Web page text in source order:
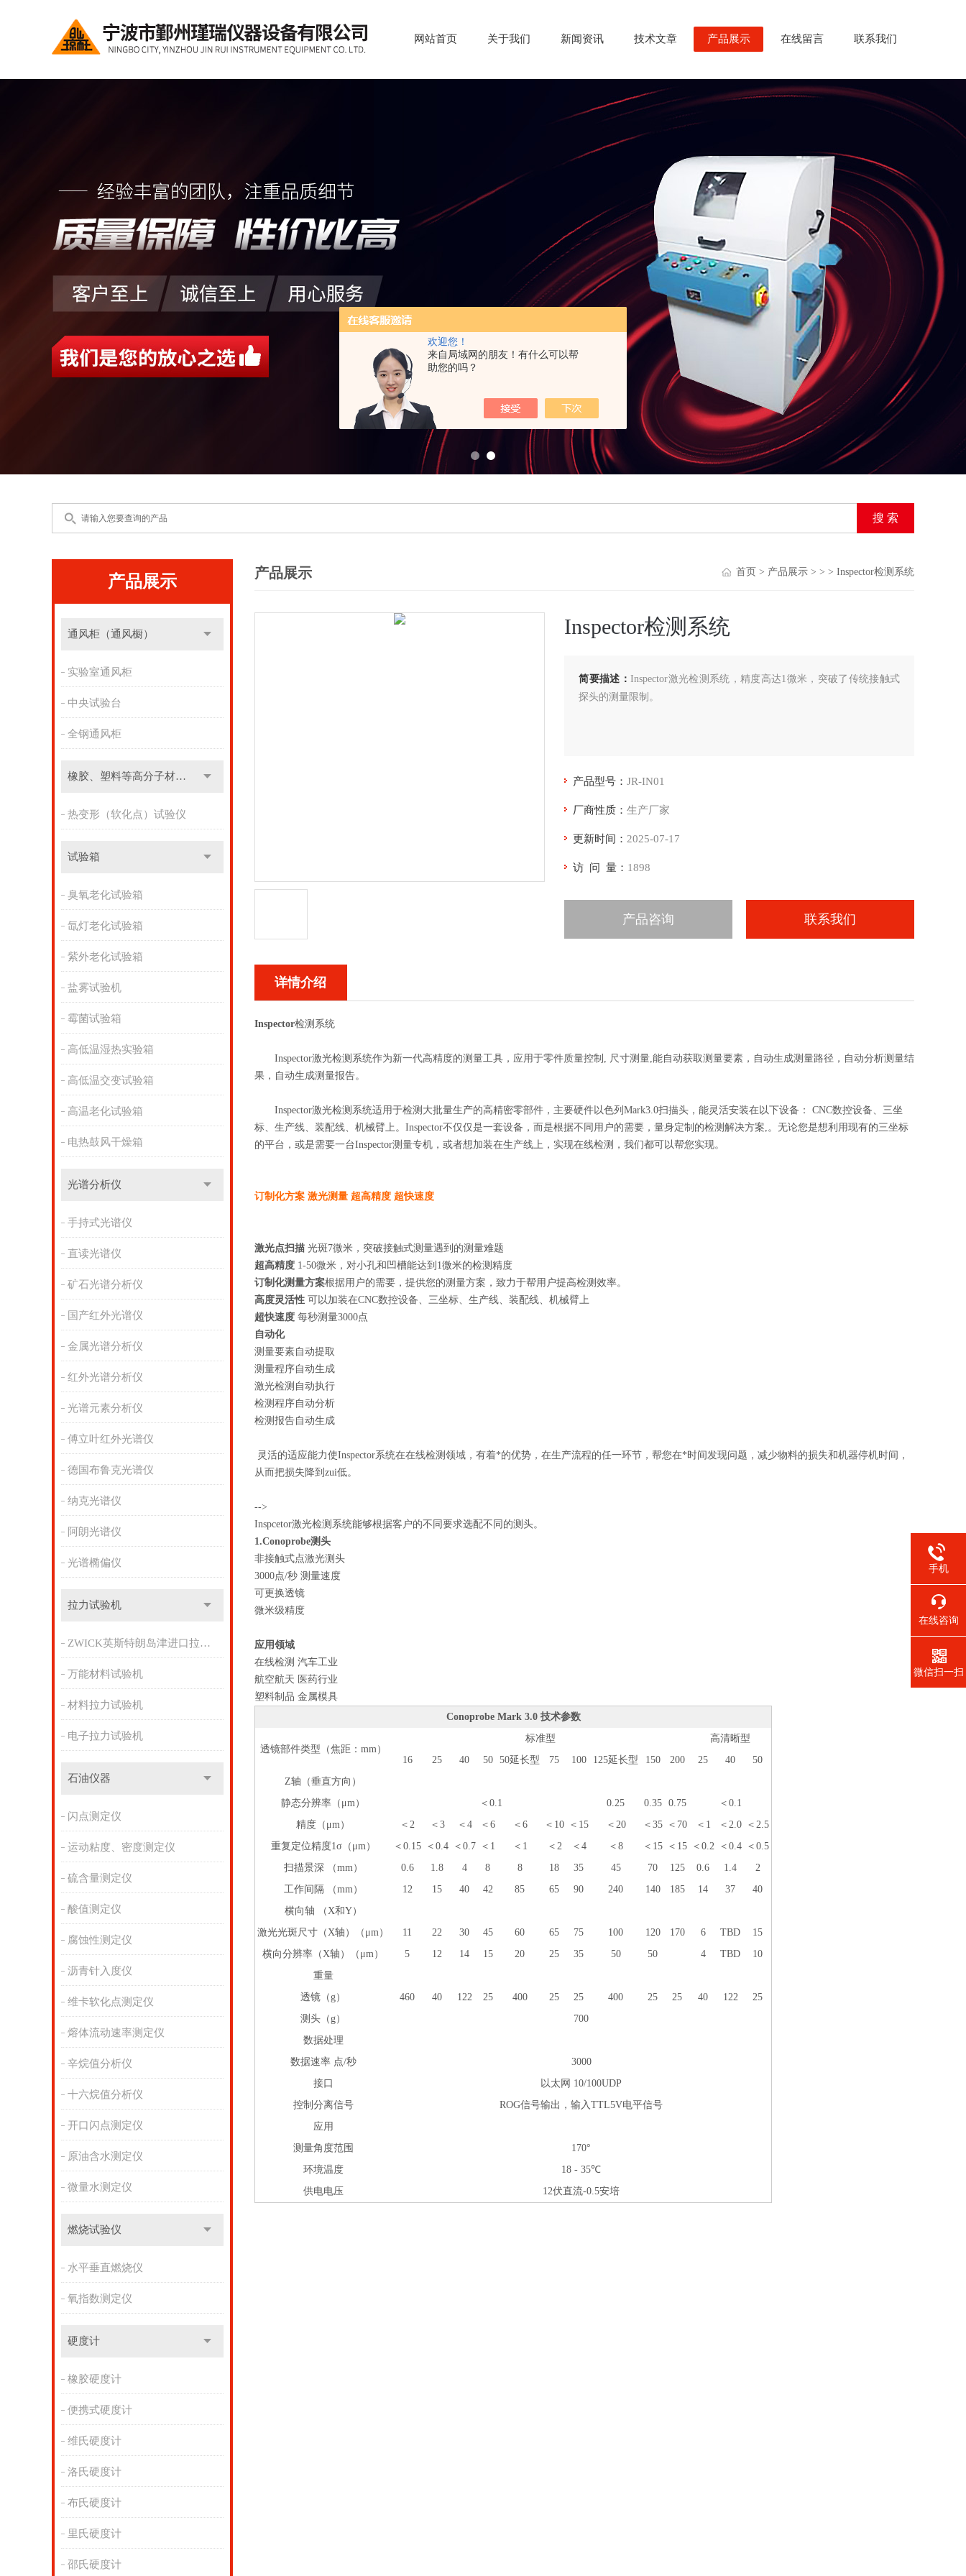
欢迎您！
来自局域网的朋友！有什么可以帮
助您的吗？
网站首页 关于我们 新闻资讯 技术文章 产品展示 在线留言 联系我们
产品展示
通风柜（通风橱）
实验室通风柜
中央试验台
全钢通风柜
橡胶、塑料等高分子材料实验设备
热变形（软化点）试验仪
试验箱
臭氧老化试验箱
氙灯老化试验箱
紫外老化试验箱
盐雾试验机
霉菌试验箱
高低温湿热实验箱
高低温交变试验箱
高温老化试验箱
电热鼓风干燥箱
光谱分析仪
手持式光谱仪
直读光谱仪
矿石光谱分析仪
国产红外光谱仪
金属光谱分析仪
红外光谱分析仪
光谱元素分析仪
傅立叶红外光谱仪
德国布鲁克光谱仪
纳克光谱仪
阿朗光谱仪
光谱椭偏仪
拉力试验机
ZWICK英斯特朗岛津进口拉力机
万能材料试验机
材料拉力试验机
电子拉力试验机
石油仪器
闪点测定仪
运动粘度、密度测定仪
硫含量测定仪
酸值测定仪
腐蚀性测定仪
沥青针入度仪
维卡软化点测定仪
熔体流动速率测定仪
辛烷值分析仪
十六烷值分析仪
开口闪点测定仪
原油含水测定仪
微量水测定仪
燃烧试验仪
水平垂直燃烧仪
氧指数测定仪
硬度计
橡胶硬度计
便携式硬度计
维氏硬度计
洛氏硬度计
布氏硬度计
里氏硬度计
邵氏硬度计
产品展示 首页 > 产品展示 > > > Inspector检测系统
Inspector检测系统
简要描述： Inspector激光检测系统，精度高达1微米，突破了传统接触式
探头的测量限制。
产品型号：JR-IN01
厂商性质：生产厂家
更新时间： 2025-07-17
访 问 量： 1898
产品咨询 联系我们
详情介绍
Inspector检测系统
Inspector激光检测系统作为新一代高精度的测量工具，应用于零件质量控制, 尺寸测量,能自动获取测量要素，自动生成测量路径，自动分析测量结
果，自动生成测量报告。
Inspector激光检测系统适用于检测大批量生产的高精密零部件，主要硬件以色列Mark3.0扫描头，能灵活安装在以下设备： CNC数控设备、三坐
标、生产线、装配线、机械臂上。Inspector不仅仅是一套设备，而是根据不同用户的需要，量身定制的检测解决方案,。无论您是想利用现有的三坐标
的平台，或是需要一台Inspector测量专机，或者想加装在生产线上，实现在线检测，我们都可以帮您实现。
订制化方案 激光测量 超高精度 超快速度
激光点扫描 光斑7微米，突破接触式测量遇到的测量难题
超高精度 1-50微米，对小孔和凹槽能达到1微米的检测精度
订制化测量方案根据用户的需要，提供您的测量方案，致力于帮用户提高检测效率。
高度灵活性 可以加装在CNC数控设备、三坐标、生产线、装配线、机械臂上
超快速度 每秒测量3000点
自动化
测量要素自动提取
测量程序自动生成
激光检测自动执行
检测程序自动分析
检测报告自动生成
灵活的适应能力使Inspector系统在在线检测领域，有着*的优势，在生产流程的任一环节，帮您在*时间发现问题，减少物料的损失和机器停机时间，
从而把损失降到zui低。
-->
Inspcetor激光检测系统能够根据客户的不同要求选配不同的测头。
1.Conoprobe测头
非接触式点激光测头
3000点/秒 测量速度
可更换透镜
微米级精度
应用领域
在线检测 汽车工业
航空航天 医药行业
塑料制品 金属模具
Conoprobe Mark 3.0 技术参数
透镜部件类型（焦距：mm）
标准型
高清晰型
16
25 40 50 50延长型 75 100 125延长型 150 200 25 40
50
Z轴（垂直方向）
静态分辨率（μm）
＜0.1 0.25 0.35 0.75
＜0.1
精度（μm）
＜2 ＜3 ＜4 ＜6 ＜6 ＜10 ＜15 ＜20 ＜35 ＜70 ＜1 ＜2.0 ＜2.5
重复定位精度1σ（μm）
＜0.15 ＜0.4 ＜0.7 ＜1 ＜1 ＜2 ＜4 ＜8 ＜15 ＜15 ＜0.2 ＜0.4 ＜0.5
扫描景深 （mm）
0.6 1.8 4 8 8 18 35 45 70 125 0.6 1.4
2
工作间隔 （mm）
12 15 40 42 85 65 90 240 140 185 14 37
40
横向轴 （X和Y）
激光光斑尺寸（X轴）（μm）
11 22 30 45 60 65 75 100 120 170 6 TBD
15
横向分辨率（X轴）（μm）
5 12 14 15 20 25 35 50 50 4 TBD
10
重量
透镜（g）
460 40 122 25 400 25 25 400 25 25 40 122
25
测头（g）
700
数据处理
数据速率 点/秒
3000
接口
以太网 10/100UDP
控制分离信号
ROG信号输出，输入TTL5V电平信号
应用
测量角度范围
170°
环境温度
18 - 35℃
供电电压
12伏直流-0.5安培
手机
在线咨询
微信扫一扫